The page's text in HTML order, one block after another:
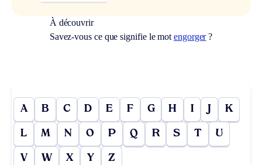
À découvrir
Savez-vous ce que signifie le motengorger?
A B C D E F G H I J K
L M N O P Q R S T U
V W X Y Z